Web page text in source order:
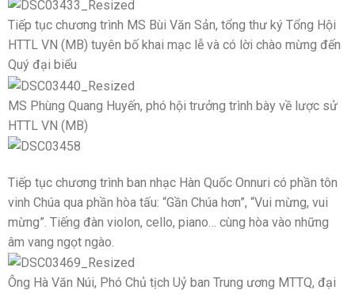
Tiếp tục chương trình MS Bùi Văn Sản, tổng thư ký Tổng Hội
HTTL VN (MB) tuyên bố khai mạc lễ và có lời chào mừng đến
Quý đại biểu
MS Phùng Quang Huyến, phó hội trưởng trình bày về lược sử
HTTL VN (MB)
Tiếp tục chương trình ban nhạc Hàn Quốc Onnuri có phần tôn
vinh Chúa qua phần hòa tấu: “Gần Chúa hơn”, “Vui mừng, vui
mừng”. Tiếng đàn violon, cello, piano… cùng hòa vào những
âm vang ngọt ngào.
Ông Hà Văn Núi, Phó Chủ tịch Uỷ ban Trung ương MTTQ, đại